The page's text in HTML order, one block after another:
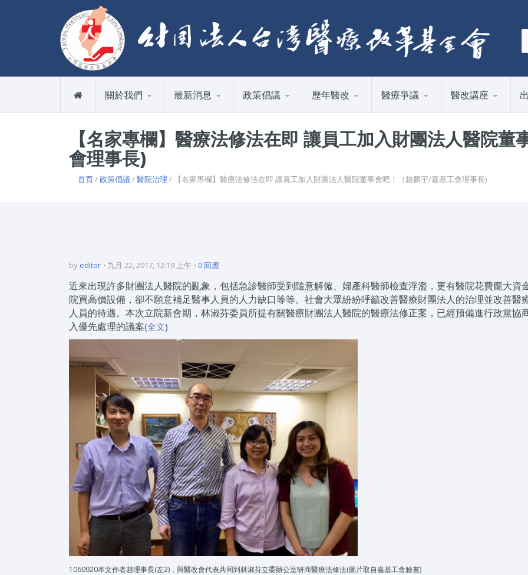
關於我們 最新消息 政策倡議 歷年醫改 醫療爭議 醫改講座
【名家專欄】醫療法修法在即 讓員工加入財團法人醫院
會理事長)
首頁/政策倡議/醫院治理 / 【名家專欄】醫療法修法在即 讓員工加入財團法人醫院董事會吧！（趙麟宇/嘉基工會理事長)
by editor 九月 22, 2017, 12:19 上午 0 回應
近來出現許多財團法人醫院的亂象，包括急診醫師受到隨意解僱、婦產科醫師檢查浮濫，更有醫院花費龐大資
院買高價設備，卻不願意補足醫事人員的人力缺口等等。社會大眾紛紛呼籲改善醫療財團法人的治理並改善醫
人員的待遇。本次立院新會期，林淑芬委員所提有關醫療財團法人醫院的醫療法修正案，已經預備進行政黨協
入優先處理的議案(全文)
1060920本文作者趙理事長(左2)，與醫改會代表共同到林淑芬立委辦公室研商醫療法修法(圖片取自嘉基工會臉書)